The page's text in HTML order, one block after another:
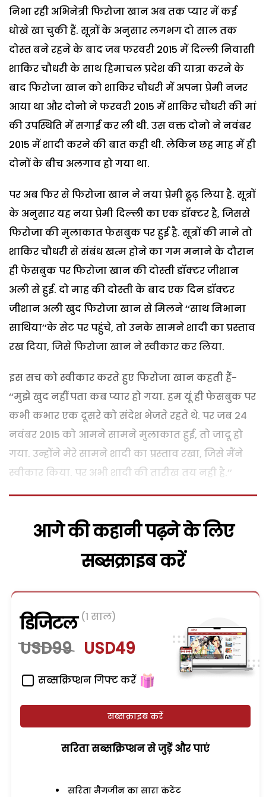
निभा रही अभिनेत्री फिरोजा खान अब तक प्यार में कई
धोखे खा चुकी हैं. सूत्रों के अनुसार लगभग दो साल तक
दोस्त बने रहने के बाद जब फरवरी 2015 में दिल्ली निवासी
शाकिर चौधरी के साथ हिमाचल प्रदेश की यात्रा करने के
बाद फिरोजा खान को शाकिर चौधरी में अपना प्रेमी नजर
आया था और दोनो ने फरवरी 2015 में शाकिर चौधरी की मां
की उपस्थिति में सगाई कर ली थी. उस वक्त दोनो ने नवंबर
2015 में शादी करने की बात कही थी. लेकिन छह माह में ही
दोनों के बीच अलगाव हो गया था.
पर अब फिर से फिरोजा खान ने नया प्रेमी ढूढ़ लिया है. सूत्रों
के अनुसार यह नया प्रेमी दिल्ली का एक डॉक्टर है, जिससे
फिरोजा की मुलाकात फेसबुक पर हुई है. सूत्रों की माने तो
शाकिर चौधरी से संबंध खत्म होने का गम मनाने के दौरान
ही फेसबुक पर फिरोजा खान की दोस्ती डॉक्टर जीशान
अली से हुई. दो माह की दोस्ती के बाद एक दिन डॉक्टर
जीशान अली खुद फिरोजा खान से मिलने ‘‘साथ निभाना
साथिया’’के सेट पर पहुंचे, तो उनके सामने शादी का प्रस्ताव
रख दिया, जिसे फिरोजा खान ने स्वीकार कर लिया.
इस सच को स्वीकार करते हुए फिरोजा खान कहती हैं-
‘‘मुझे खुद नहीं पता कब प्यार हो गया. हम यूं ही फेसबुक पर
कभी कभार एक दूसरे को संदेश भेजते रहते थे. पर जब 24
नवंबर 2015 को आमने सामने मुलाकात हुई, तो जादू हो
गया. उन्होंने मेरे सामने शादी का प्रस्ताव रखा, जिसे मैंने
स्वीकार किया. पर अभी शादी की तारीख तय नही है.’’
आगे की कहानी पढ़ने के लिए
सब्सक्राइब करें
डिजिटल (1 साल)
USD99 USD49
सब्सक्रिप्शन गिफ्ट करें
सब्सक्राइब करें
सरिता सब्सक्रिप्शन से जुड़ेें और पाएं
सरिता मैगजीन का सारा कंटेंट